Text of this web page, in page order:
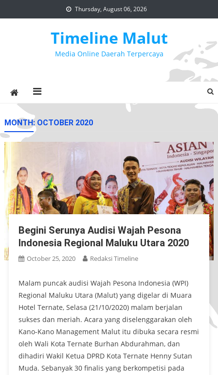
to
Thursday, August 06, 2026
Timeline Malut
Media Online Daerah Terpercaya
MONTH: OCTOBER 2020
Begini Serunya Audisi Wajah Pesona
Indonesia Regional Maluku Utara 2020
October 25, 2020 Redaksi Timeline
Malam puncak audisi Wajah Pesona Indonesia (WPI)
Regional Maluku Utara (Malut) yang digelar di Muara
Hotel Ternate, Selasa (21/10/2020) malam berjalan
sukses dan meriah. Acara yang diselenggarakan oleh
Kano-Kano Management Malut itu dibuka secara resmi
oleh Wali Kota Ternate Burhan Abdurahman, dan
dihadiri Wakil Ketua DPRD Kota Ternate Henny Sutan
Muda. Sebanyak 30 finalis yang berkompetisi pada